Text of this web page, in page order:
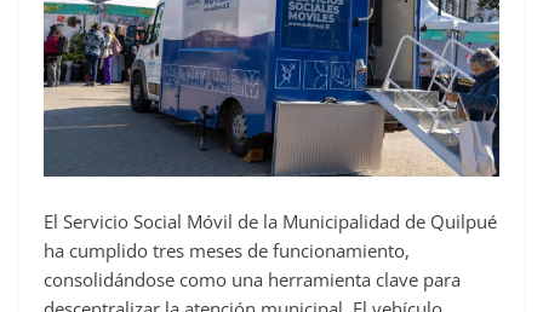
El Servicio Social Móvil de la Municipalidad de Quilpué
ha cumplido tres meses de funcionamiento,
consolidándose como una herramienta clave para